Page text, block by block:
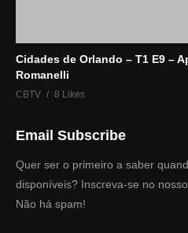
Cidades de Orlando – T1 E9 –
Romanelli
CBTV 8 Likes
Email Subscribe
Quer ser o primeiro a saber
disponíveis? Inscreva-se no
Não há spam!